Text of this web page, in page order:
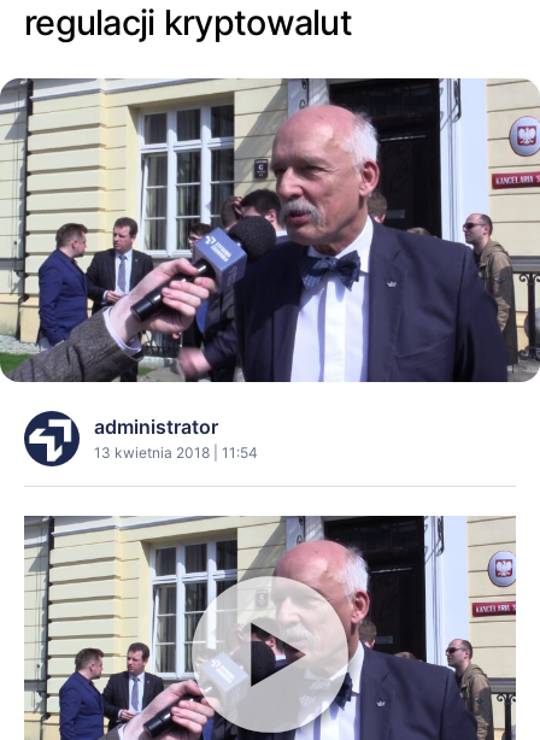
regulacji kryptowalut
administrator
13 kwietnia 2018 | 11:54